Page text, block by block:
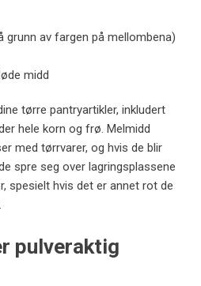
grunn av fargen på mellombena)
midd
tørre pantryartikler, inkludert
hele korn og frø. Melmidd
med tørrvarer, og hvis de blir
spre seg over lagringsplassene
spesielt hvis det er annet rot de
pulveraktig